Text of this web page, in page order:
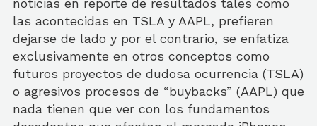
noticias en reporte de resultados tales como
las acontecidas en TSLA y AAPL, prefieren
dejarse de lado y por el contrario, se enfatiza
exclusivamente en otros conceptos como
futuros proyectos de dudosa ocurrencia (TSLA)
o agresivos procesos de “buybacks” (AAPL) que
nada tienen que ver con los fundamentos